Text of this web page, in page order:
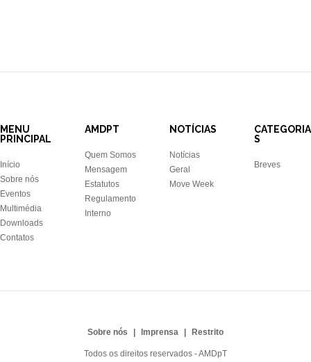
MENU
PRINCIPAL
Início
Sobre nós
Eventos
Multimédia
Downloads
Contatos
AMDPT
Quem Somos
Mensagem
Estatutos
Regulamento
Interno
NOTÍCIAS
Notícias
Geral
Move Week
CATEGORIA
S
Breves
Sobre nós Imprensa Restrito
Todos os direitos reservados - AMDpT